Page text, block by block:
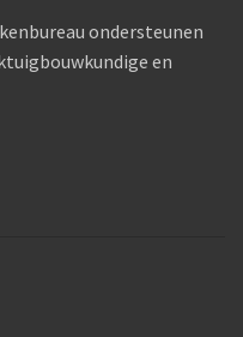
ondersteunen
en